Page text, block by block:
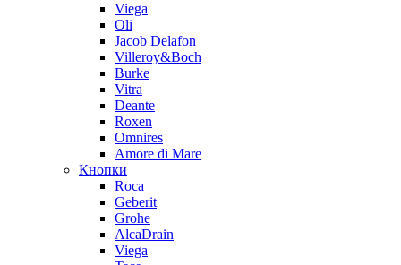
Viega
Oli
Jacob Delafon
Villeroy&Boch
Burke
Vitra
Deante
Roxen
Omnires
Amore di Mare
Кнопки
Roca
Geberit
Grohe
AlcaDrain
Viega